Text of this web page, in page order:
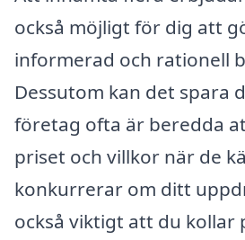
också möjligt för dig att
informerad och rationell
Dessutom kan det spara
företag ofta är beredda
priset och villkor när de
konkurrerar om ditt
också viktigt att du kollar